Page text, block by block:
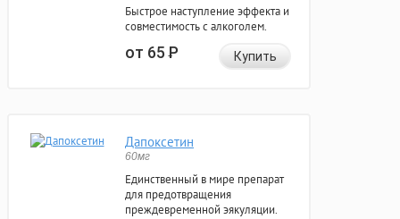
Быстрое наступление эффекта и
совместимость с алкоголем.
от 65Р Купить
Дапоксетин
60мг
Единственный в мире препарат
для предотвращения
преждевременной эякуляции.